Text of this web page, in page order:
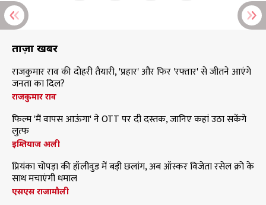
ताज़ा खबरें
राजकुमार राव की दोहरी तैयारी, 'प्रहार' और फिर 'रफ्तार' से जीतने आएंगे
जनता का दिल?
राजकुमार राव
फिल्म 'मैं वापस आऊंगा' ने OTT पर दी दस्तक, जानिए कहां उठा सकेंगे
लुत्फ
इम्तियाज अली
प्रियंका चोपड़ा की हॉलीवुड में बड़ी छलांग, अब ऑस्कर विजेता रसेल क्रो के
साथ मचाएंगी धमाल
एसएस राजामौली